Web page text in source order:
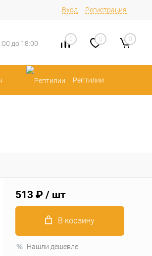
Вход Регистрация
до 18:00
0 0 0
Рептилии
513 ₽ / шт
В корзину
Нашли дешевле